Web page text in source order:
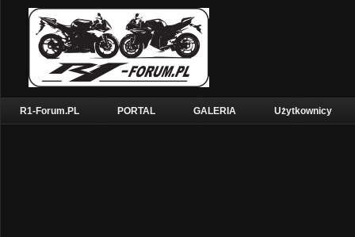
R1-Forum.PL PORTAL GALERIA Użytkownicy